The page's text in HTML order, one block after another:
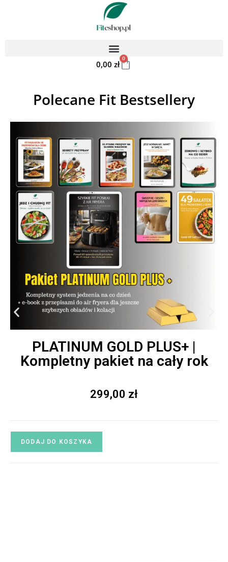
0,00 zł
0
Polecane Fit Bestsellery
PLATINUM GOLD PLUS+ |
Kompletny pakiet na cały rok
299,00 zł
DODAJ DO KOSZYKA